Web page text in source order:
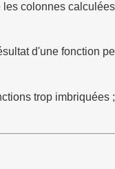
les colonnes calculées
d'une fonction
trop imbriquées ;